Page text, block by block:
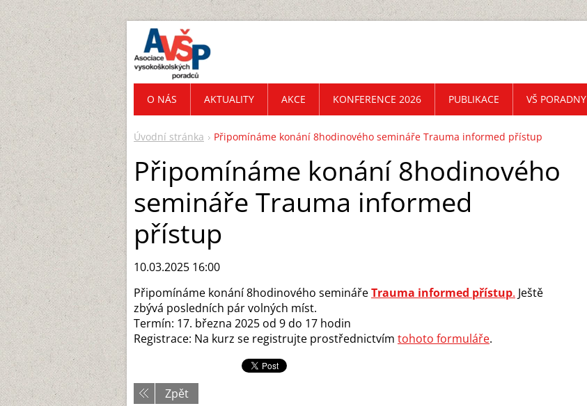
Úvodní stránka Připomínáme konání 8hodinového semináře Trauma informed přístup
Připomínáme konání 8hodinového
semináře Trauma informed
přístup
10.03.2025 16:00
Připomínáme konání 8hodinového seminářeTrauma informed přístup. Ještě
zbývá posledních pár volných míst.
Termín: 17. března 2025 od 9 do 17 hodin
Registrace: Na kurz se registrujte prostřednictvím tohoto formuláře.
Zpět
O NÁS AKTUALITY AKCE KONFERENCE 2026 PUBLIKACE VŠ PORADNY